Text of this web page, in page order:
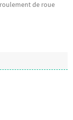
de roue